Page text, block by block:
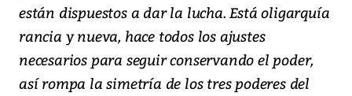
están dispuestos a dar la lucha. Está oligarquía
rancia y nueva, hace todos los ajustes
necesarios para seguir conservando el poder,
así rompa la simetría de los tres poderes del